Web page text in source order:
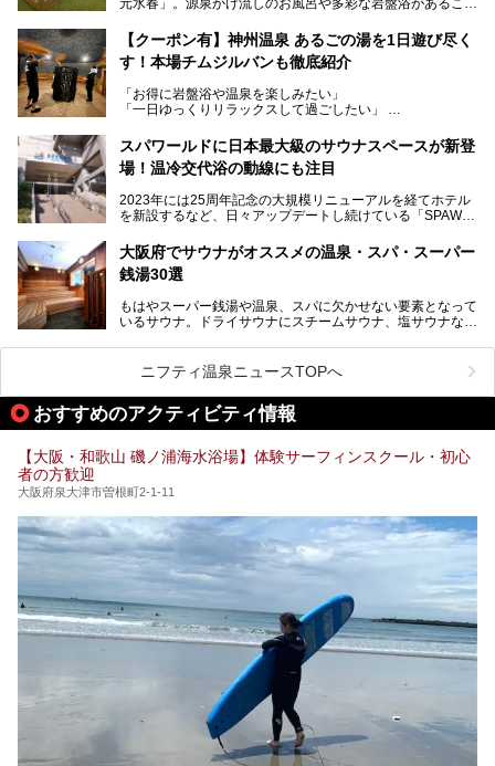
今回はオープン前の内覧会に参加し、館内のこだわりポイン
サウナー注目の3種のサウナや160cmの深水風呂、没入感の
高い岩盤浴エリア、日本最大の台数を誇る最新AIフィットネ
スマシンなど、見どころ満載の館内を詳しくご紹介します。
に“一日中くつろげる場所”としてパワーアップしています。
今回のリニューアルでは、新たに登場した瞑想サウナをはじ
見どころが盛りだくさん。日常の疲れを癒やしたい方はもち
ろん、休日にゆったり過ごしたい方にもぴったりの内容とな
本記事では、そんなリニューアル後の注目ポイントを詳しく
紹介します。これから「鶴見緑地湯元水春」に訪れる方や、
い。
【クーポン有】神州温泉 あるごの湯を1日遊び尽く
す！本場チムジルバンも徹底紹介
「お得に岩盤浴や温泉を楽しみたい」
「一日ゆっくりリラックスして過ごしたい」
利用できる「神州温泉 あるごの湯」です。
あるごの湯は、大阪府豊中市にある日帰り温浴施設で、阪急
チムジルバン（岩盤浴）を中心に、発汗・リラックス・漫画
タイムまで満喫できる長時間滞在型の施設なので、一日中ゆ
る迫力ある熱波パフォーマンスも毎日行われており、“とと
のう”体験をしっかり楽しめるのもポイントです。
ケやボウリングといった遊び場もあり、友人同士やカップル
で“遊び+癒し”の一日を過ごすのにもぴったり。
処にいたるまで魅力をたっぷり堪能してきたので、その全容
スパワールドに日本最大級のサウナスペースが新登
場！温冷交代浴の動線にも注目
2023年には25周年記念の大規模リニューアルを経てホテル
を新設するなど、日々アップデートし続けている「SPAWO
そんなスパワールドが2025年11月15日（土）に、新たな浴
室や日本最大級140人収容の大規模サウナを携えてリニュー
アルオープン！浴室である4F・6Fそれぞれにリニューアル
大規模リニューアルの全容を確認すべく、リニューアルプレ
オープンイベントに行ってきました！今回はそのリニューア
大阪府でサウナがオススメの温泉・スパ・スーパー
銭湯30選
もはやスーパー銭湯や温泉、スパに欠かせない要素となって
いるサウナ。ドライサウナにスチームサウナ、塩サウナな
ペース、ロウリュウなど、心ゆくまで楽しむためのサービス
が充実した施設も多くみられます。
今回はそんなサウナにこだわった、大阪府内のオススメ温
泉・銭湯・スパを30件紹介したいと思います！
ニフティ温泉ニュースTOPへ
おすすめのアクティビティ情報
【大阪・和歌山 磯ノ浦海水浴場】体験サーフィンスクール・初心
者の方歓迎
大阪府泉大津市曽根町2-1-11